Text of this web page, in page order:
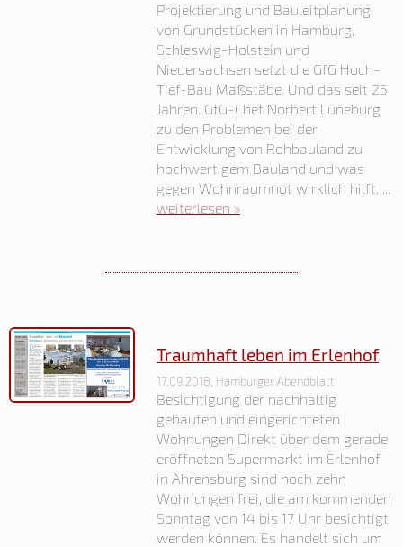
Projektierung und Bauleitplanung
von Grundstücken in Hamburg,
Schleswig-Holstein und
Niedersachsen setzt die GfG Hoch-
Tief-Bau Maßstäbe. Und das seit 25
Jahren. GfG-Chef Norbert Lüneburg
zu den Problemen bei der
Entwicklung von Rohbauland zu
hochwertigem Bauland und was
gegen Wohnraumnot wirklich hilft. ...
weiterlesen »
Traumhaft leben im Erlenhof
17.09.2018, Hamburger Abendblatt
Besichtigung der nachhaltig
gebauten und eingerichteten
Wohnungen Direkt über dem gerade
eröffneten Supermarkt im Erlenhof
in Ahrensburg sind noch zehn
Wohnungen frei, die am kommenden
Sonntag von 14 bis 17 Uhr besichtigt
werden können. Es handelt sich um